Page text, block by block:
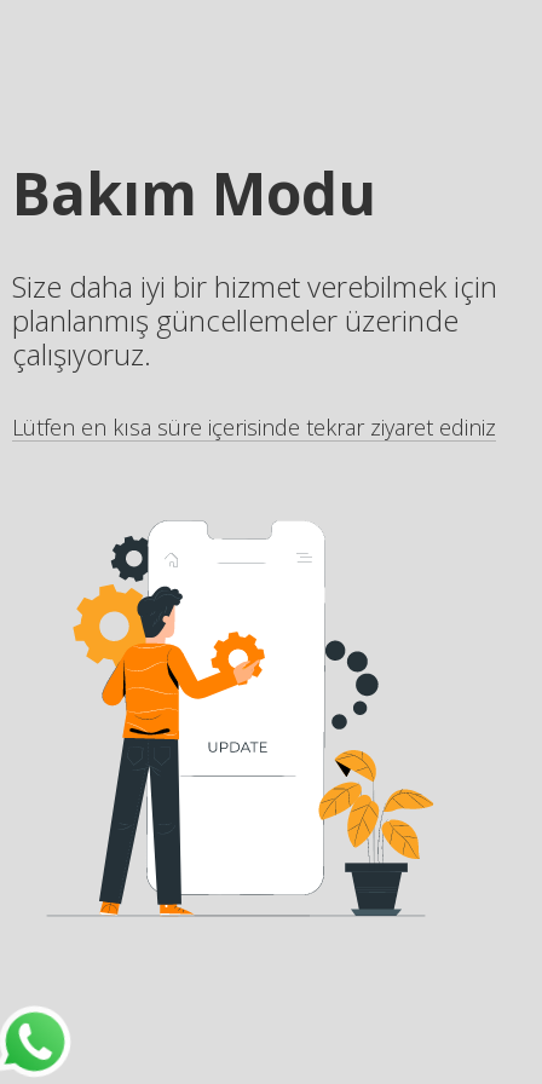
Bakım Modu
Size daha iyi bir hizmet verebilmek için
planlanmış güncellemeler üzerinde
çalışıyoruz.
Lütfen en kısa süre içerisinde tekrar ziyaret ediniz